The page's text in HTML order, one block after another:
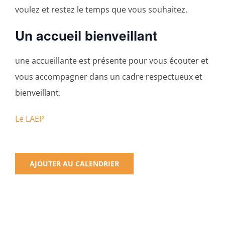
voulez et restez le temps que vous souhaitez.
Un accueil bienveillant
une accueillante est présente pour vous écouter et
vous accompagner dans un cadre respectueux et
bienveillant.
Le LAEP
AJOUTER AU CALENDRIER